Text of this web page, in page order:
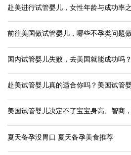
国内试管婴儿失败，去美国就能成功吗？
夏天备孕没胃口 夏天备孕美食推荐